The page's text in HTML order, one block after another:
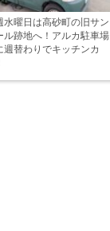
水曜日は高砂町の旧サン
ル跡地へ！アルカ駐車場
週替わりでキッチンカ